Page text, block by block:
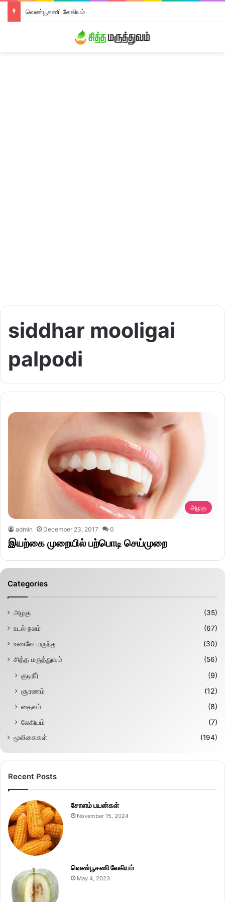
வெண்பூசணி லேகியம்
siddhar mooligai
palpodi
அழகு
admin December 23, 2017 0
இயற்கை முறையில் பற்பொடி செய்முறை
Categories
அழகு
(35)
உடல் நலம்
(67)
உணவே மருந்து
(30)
சித்த மருத்துவம்
(56)
குடிநீர்
(9)
சூரணம்
(12)
தைலம்
(8)
லேகியம்
(7)
மூலிகைகள் (194)
Recent Posts
சோளம் பயன்கள்
November 15, 2024
வெண்பூசணி லேகியம்
May 4, 2023